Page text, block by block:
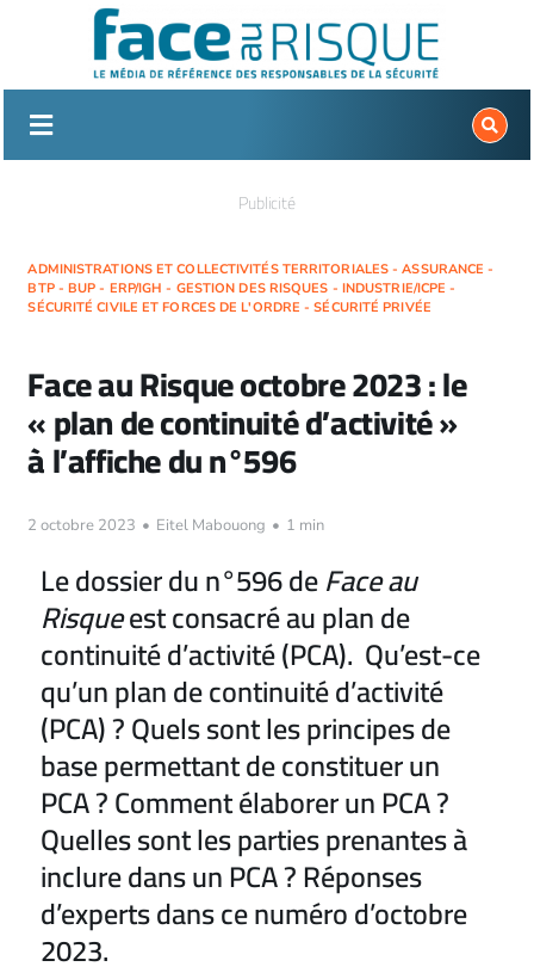
Publicité
ADMINISTRATIONS ET COLLECTIVITÉS TERRITORIALES - ASSURANCE -
BTP - BUP - ERP/IGH - GESTION DES RISQUES - INDUSTRIE/ICPE -
SÉCURITÉ CIVILE ET FORCES DE L'ORDRE - SÉCURITÉ PRIVÉE
Face au Risque octobre 2023 : le
« plan de continuité d’activité »
à l’affiche du n°596
2 octobre 2023 • Eitel Mabouong • 1 min
Le dossier du n°596 deFace au
Risqueest consacré au plan de
continuité d’activité (PCA). Qu’est-ce
qu’un plan de continuité d’activité
(PCA) ? Quels sont les principes de
base permettant de constituer un
PCA ? Comment élaborer un PCA ?
Quelles sont les parties prenantes à
inclure dans un PCA ? Réponses
d’experts dans ce numéro d’octobre
2023.